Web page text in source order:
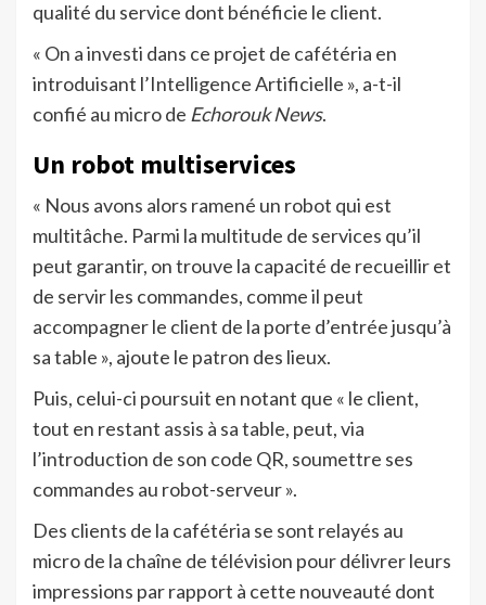
qualité du service dont bénéficie le client.
« On a investi dans ce projet de cafétéria en
introduisant l’Intelligence Artificielle », a-t-il
confié au micro de Echorouk News.
Un robot multiservices
« Nous avons alors ramené un robot qui est
multitâche. Parmi la multitude de services qu’il
peut garantir, on trouve la capacité de recueillir et
de servir les commandes, comme il peut
accompagner le client de la porte d’entrée jusqu’à
sa table », ajoute le patron des lieux.
Puis, celui-ci poursuit en notant que « le client,
tout en restant assis à sa table, peut, via
l’introduction de son code QR, soumettre ses
commandes au robot-serveur ».
Des clients de la cafétéria se sont relayés au
micro de la chaîne de télévision pour délivrer leurs
impressions par rapport à cette nouveauté dont